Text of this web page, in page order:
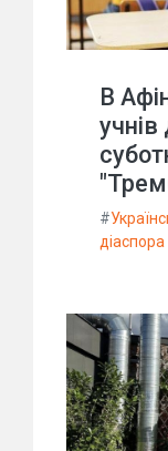
В
учнів
#
діаспора